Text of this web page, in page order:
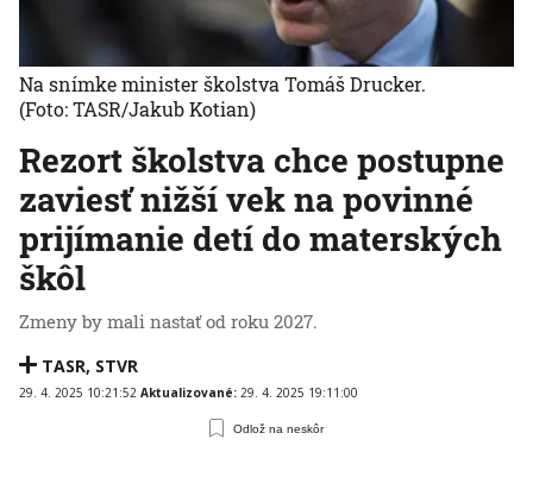
Rezort školstva chce postupne
zaviesť nižší vek na povinné
prijímanie detí do materských
škôl
Zmeny by mali nastať od roku 2027.
TASR, STVR
29. 4. 2025 10:21:52 Aktualizované: 29. 4. 2025 19:11:00
Odlož na neskôr
Na snímke minister školstva Tomáš Drucker.
(Foto: TASR/Jakub Kotian)